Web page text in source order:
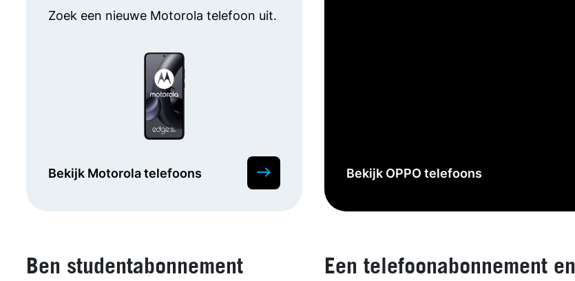
Zoek een nieuwe Motorola telefoon uit.
Bekijk Motorola telefoons Bekijk OPPO telefoons
Ben studentabonnement
Een telefoonabonnement en